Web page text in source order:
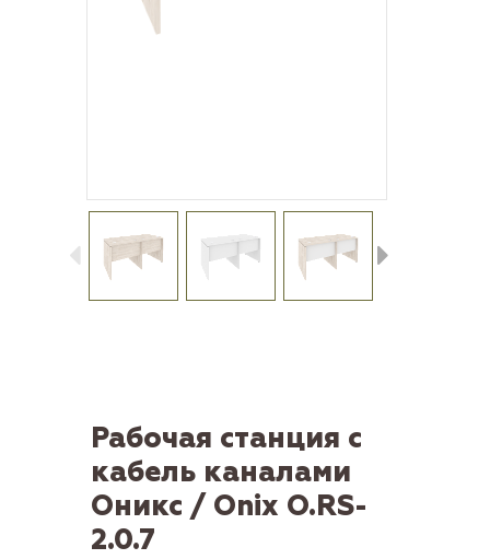
Рабочая станция с
кабель каналами
Оникс / Onix O.RS-
2.0.7